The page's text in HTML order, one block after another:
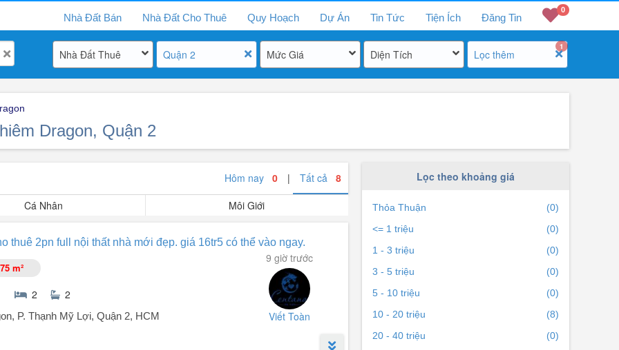
Nhà Đất Bán Nhà Đất Cho Thuê Quy Hoạch Dự Án Tin Tức Tiện Ích Đăng Tin
0
Nhà Đất Thuê Quận 2 Mức Giá Diện Tích
1
Lọc thêm
Dragon, Quận 2
Hôm nay 0 | Tất cả 8
Cá Nhân Môi Giới
thuê 2pn full nội thất nhà mới đẹp. giá 16tr5 có thể vào ngay.
9 giờ trước
Viết Toàn
75 m²
2 2
P. Thạnh Mỹ Lợi, Quận 2, HCM
Lọc theo khoảng giá
Thỏa Thuận
(0)
<= 1 triệu
(0)
1 - 3 triệu
(0)
3 - 5 triệu
(0)
5 - 10 triệu
(0)
10 - 20 triệu
(8)
20 - 40 triệu
(0)